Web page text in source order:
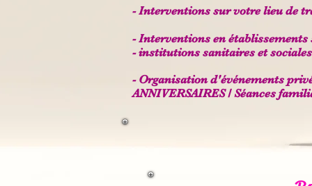
- Interventions sur votre lieu de
- Interventions en établissements
- institutions sanitaires et sociales
- Organisation d'événements
ANNIVERSAIRES / Séances